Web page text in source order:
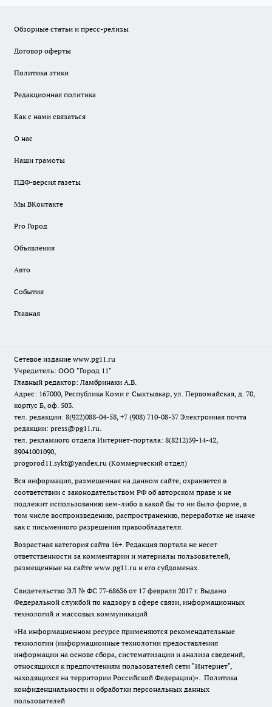
Обзорные статьи и пресс-релизы
Договор оферты
Политика этики
Редакционная политика
Как с нами связаться
О нас
Наши грамоты
ПДФ-версия газеты
Мы ВКонтакте
Pro Город
Объявления
Авто
События
Главная
Сетевое издание www.pg11.ru
Учредитель: ООО "Город 11"
Главный редактор: Ламбринаки А.В.
Адрес: 167000, Республика Коми г. Сыктывкар, ул. Первомайская, д. 70,
корпус Б, оф. 503.
тел. редакции: 8(922)088-04-58, +7 (908) 710-08-37 Электронная почта
редакции: press@pg11.ru.
тел. рекламного отдела Интернет-портала: 8(8212)39-14-42,
89041001090,
progorod11.sykt@yandex.ru (Коммерческий отдел)
Вся информация, размещенная на данном сайте, охраняется в
соответствии с законодательством РФ об авторском праве и не
подлежит использованию кем-либо в какой бы то ни было форме, в
том числе воспроизведению, распространению, переработке не иначе
как с письменного разрешения правообладателя.
Возрастная категория сайта 16+. Редакция портала не несет
ответственности за комментарии и материалы пользователей,
размещенные на сайте www.pg11.ru и его субдоменах.
Свидетельство ЭЛ № ФС 77-68636 от 17 февраля 2017 г. Выдано
Федеральной службой по надзору в сфере связи, информационных
технологий и массовых коммуникаций
«На информационном ресурсе применяются рекомендательные
технологии (информационные технологии предоставления
информации на основе сбора, систематизации и анализа сведений,
относящихся к предпочтениям пользователей сети "Интернет",
находящихся на территории Российской Федерации)». Политика
конфиденциальности и обработки персональных данных
пользователей